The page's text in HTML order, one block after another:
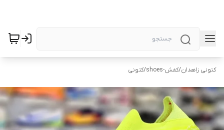
کتونی زاهدان/کفش-shoes /کتونی